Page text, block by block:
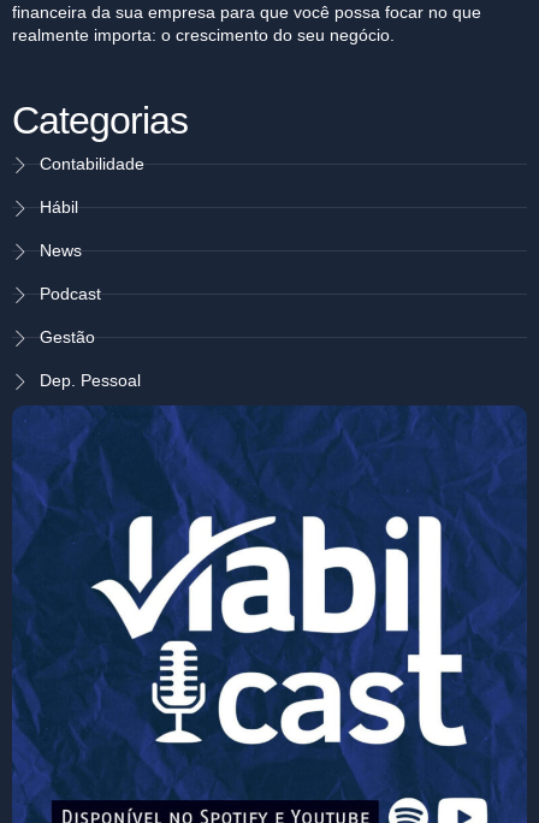
financeira da sua empresa para que você possa focar no que
realmente importa: o crescimento do seu negócio.
Categorias
Contabilidade
Hábil
News
Podcast
Gestão
Dep. Pessoal